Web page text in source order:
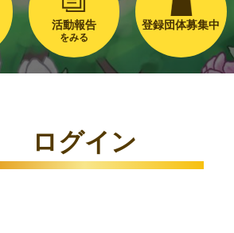
活動報告
をみる
登録団体募集中
ログイン